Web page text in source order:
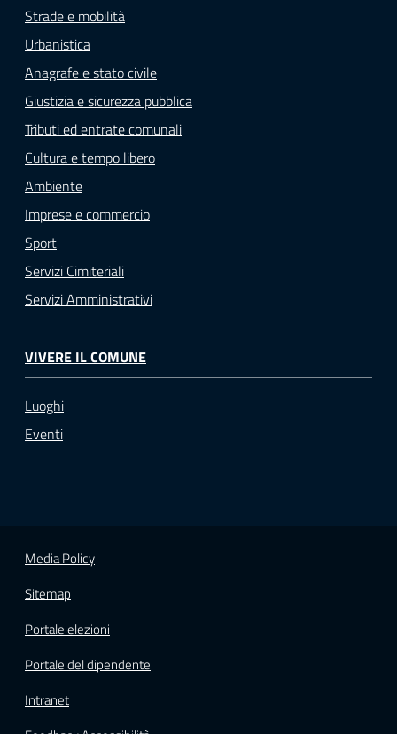
Strade e mobilità
Urbanistica
Anagrafe e stato civile
Giustizia e sicurezza pubblica
Tributi ed entrate comunali
Cultura e tempo libero
Ambiente
Imprese e commercio
Sport
Servizi Cimiteriali
Servizi Amministrativi
VIVERE IL COMUNE
Luoghi
Eventi
Media Policy
Sitemap
Portale elezioni
Portale del dipendente
Intranet